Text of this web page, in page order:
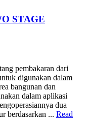
STAGE
pembakaran dari
digunakan dalam
bangunan dan
dalam aplikasi
dua
berdasarkan ... Read